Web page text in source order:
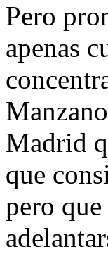
Pero
apenas
Madrid
que
pero